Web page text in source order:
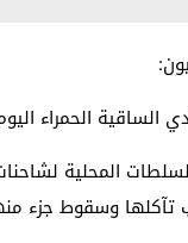
الساقية الحمراء
المحلية
تآكلها وسقوط جزء